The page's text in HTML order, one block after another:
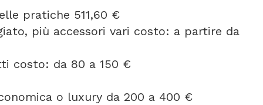
pratiche 511,60 €
più accessori vari costo: a partire da
costo: da 80 a 150 €
o luxury da 200 a 400 €